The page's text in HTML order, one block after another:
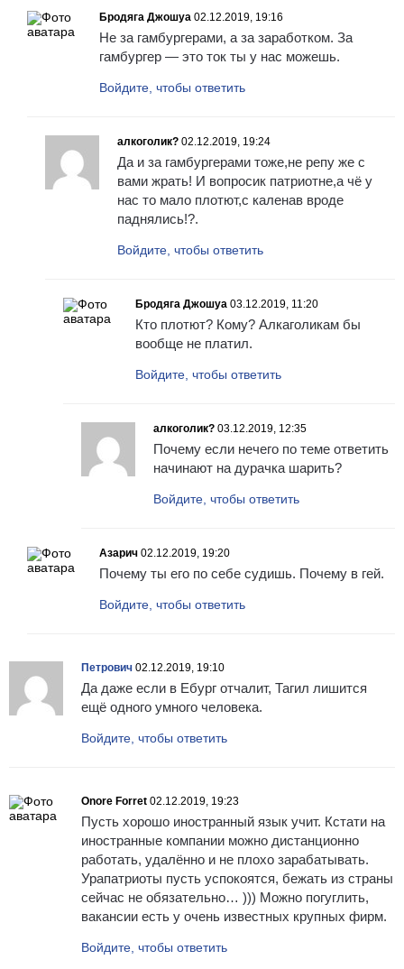
Бродяга Джошуа 02.12.2019, 19:16
Не за гамбургерами, а за заработком. За
гамбургер — это ток ты у нас можешь.
Войдите, чтобы ответить
алкоголик? 02.12.2019, 19:24
Да и за гамбургерами тоже,не репу же с
вами жрать! И вопросик патриотне,а чё у
нас то мало плотют,с каленав вроде
паднялись!?.
Войдите, чтобы ответить
Бродяга Джошуа 03.12.2019, 11:20
Кто плотют? Кому? Алкаголикам бы
вообще не платил.
Войдите, чтобы ответить
алкоголик? 03.12.2019, 12:35
Почему если нечего по теме ответить
начинают на дурачка шарить?
Войдите, чтобы ответить
Азарич 02.12.2019, 19:20
Почему ты его по себе судишь. Почему в гей.
Войдите, чтобы ответить
Петрович 02.12.2019, 19:10
Да даже если в Ебург отчалит, Тагил лишится
ещё одного умного человека.
Войдите, чтобы ответить
Onore Forret 02.12.2019, 19:23
Пусть хорошо иностранный язык учит. Кстати на
иностранные компании можно дистанционно
работать, удалённо и не плохо зарабатывать.
Урапатриоты пусть успокоятся, бежать из страны
сейчас не обязательно… ))) Можно погуглить,
вакансии есть у очень известных крупных фирм.
Войдите, чтобы ответить